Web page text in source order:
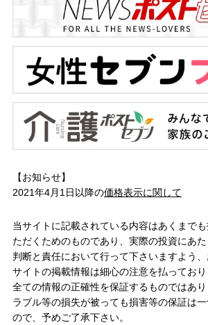
【お知らせ】
2021年4月1日以降の価格表示に関して
当サイトに記載されている内容はあくまで
ただくためのものであり、実際の投資にあ
判断と責任において行って下さいますよう
サイトの掲載情報は細心の注意を払ってお
全ての情報の正確性を保証するものではあ
ラブル等の損失が被っても損害等の保証は
ので、予めご了承下さい。